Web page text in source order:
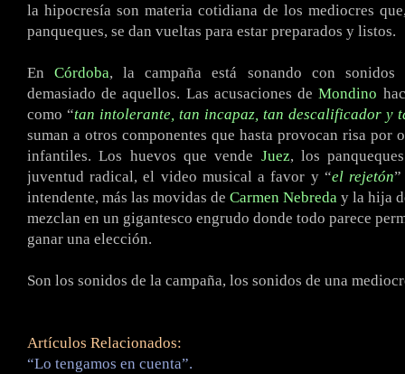
la hipocresía son materia cotidiana de los mediocres
panqueques, se dan vueltas para estar preparados y listos.
EnCórdoba, la campaña está sonando con
demasiado de aquellos. Las acusaciones deMondino
como “tan intolerante, tan incapaz, tan descalificador y
suman a otros componentes que hasta provocan risa por
infantiles. Los huevos que vende Juez, los
juventud radical, el video musical a favor y “el rejetón
intendente, más las movidas de Carmen Nebreda y la hija
mezclan en un gigantesco engrudo donde todo parece
ganar una elección.
Son los sonidos de la campaña, los sonidos de una
Artículos Relacionados:
“Lo tengamos en cuenta”.